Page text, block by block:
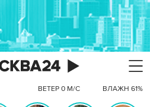
ВЕТЕР 0 М/С ВЛАЖН 61%